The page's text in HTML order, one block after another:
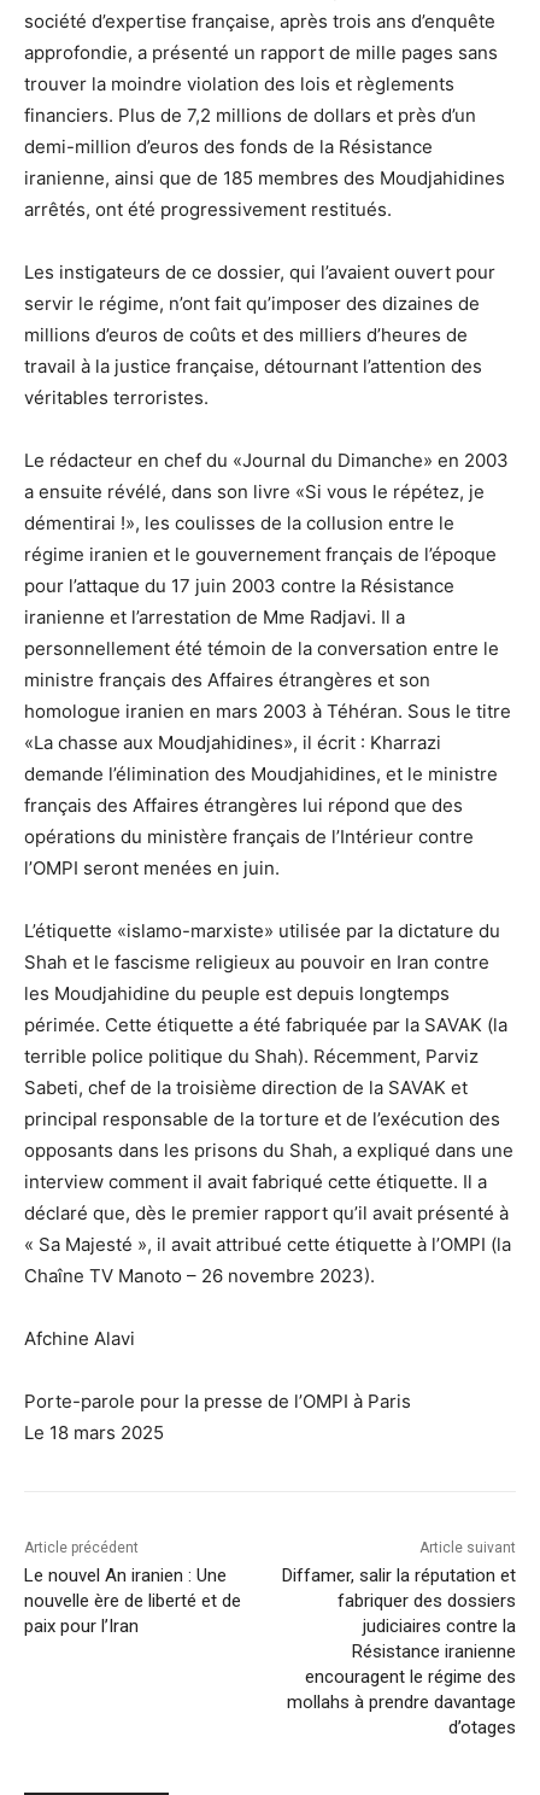
société d’expertise française, après trois ans d’enquête
approfondie, a présenté un rapport de mille pages sans
trouver la moindre violation des lois et règlements
financiers. Plus de 7,2 millions de dollars et près d’un
demi-million d’euros des fonds de la Résistance
iranienne, ainsi que de 185 membres des Moudjahidines
arrêtés, ont été progressivement restitués.
Les instigateurs de ce dossier, qui l’avaient ouvert pour
servir le régime, n’ont fait qu’imposer des dizaines de
millions d’euros de coûts et des milliers d’heures de
travail à la justice française, détournant l’attention des
véritables terroristes.
Le rédacteur en chef du «Journal du Dimanche» en 2003
a ensuite révélé, dans son livre «Si vous le répétez, je
démentirai !», les coulisses de la collusion entre le
régime iranien et le gouvernement français de l’époque
pour l’attaque du 17 juin 2003 contre la Résistance
iranienne et l’arrestation de Mme Radjavi. Il a
personnellement été témoin de la conversation entre le
ministre français des Affaires étrangères et son
homologue iranien en mars 2003 à Téhéran. Sous le titre
«La chasse aux Moudjahidines», il écrit : Kharrazi
demande l’élimination des Moudjahidines, et le ministre
français des Affaires étrangères lui répond que des
opérations du ministère français de l’Intérieur contre
l’OMPI seront menées en juin.
L’étiquette «islamo-marxiste» utilisée par la dictature du
Shah et le fascisme religieux au pouvoir en Iran contre
les Moudjahidine du peuple est depuis longtemps
périmée. Cette étiquette a été fabriquée par la SAVAK (la
terrible police politique du Shah). Récemment, Parviz
Sabeti, chef de la troisième direction de la SAVAK et
principal responsable de la torture et de l’exécution des
opposants dans les prisons du Shah, a expliqué dans une
interview comment il avait fabriqué cette étiquette. Il a
déclaré que, dès le premier rapport qu’il avait présenté à
« Sa Majesté », il avait attribué cette étiquette à l’OMPI (la
Chaîne TV Manoto – 26 novembre 2023).
Afchine Alavi
Porte-parole pour la presse de l’OMPI à Paris
Le 18 mars 2025
Article précédent
Le nouvel An iranien : Une
nouvelle ère de liberté et de
paix pour l’Iran
Article suivant
Diffamer, salir la réputation et
fabriquer des dossiers
judiciaires contre la
Résistance iranienne
encouragent le régime des
mollahs à prendre davantage
d’otages